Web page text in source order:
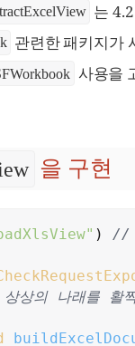
는
관련한 패키지가
사용을
을 구현
" ) //
상의 나래를 활